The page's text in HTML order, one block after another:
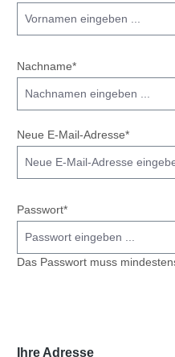
Nachname*
Neue E-Mail-Adresse*
Passwort*
Das Passwort muss
Ihre Adresse